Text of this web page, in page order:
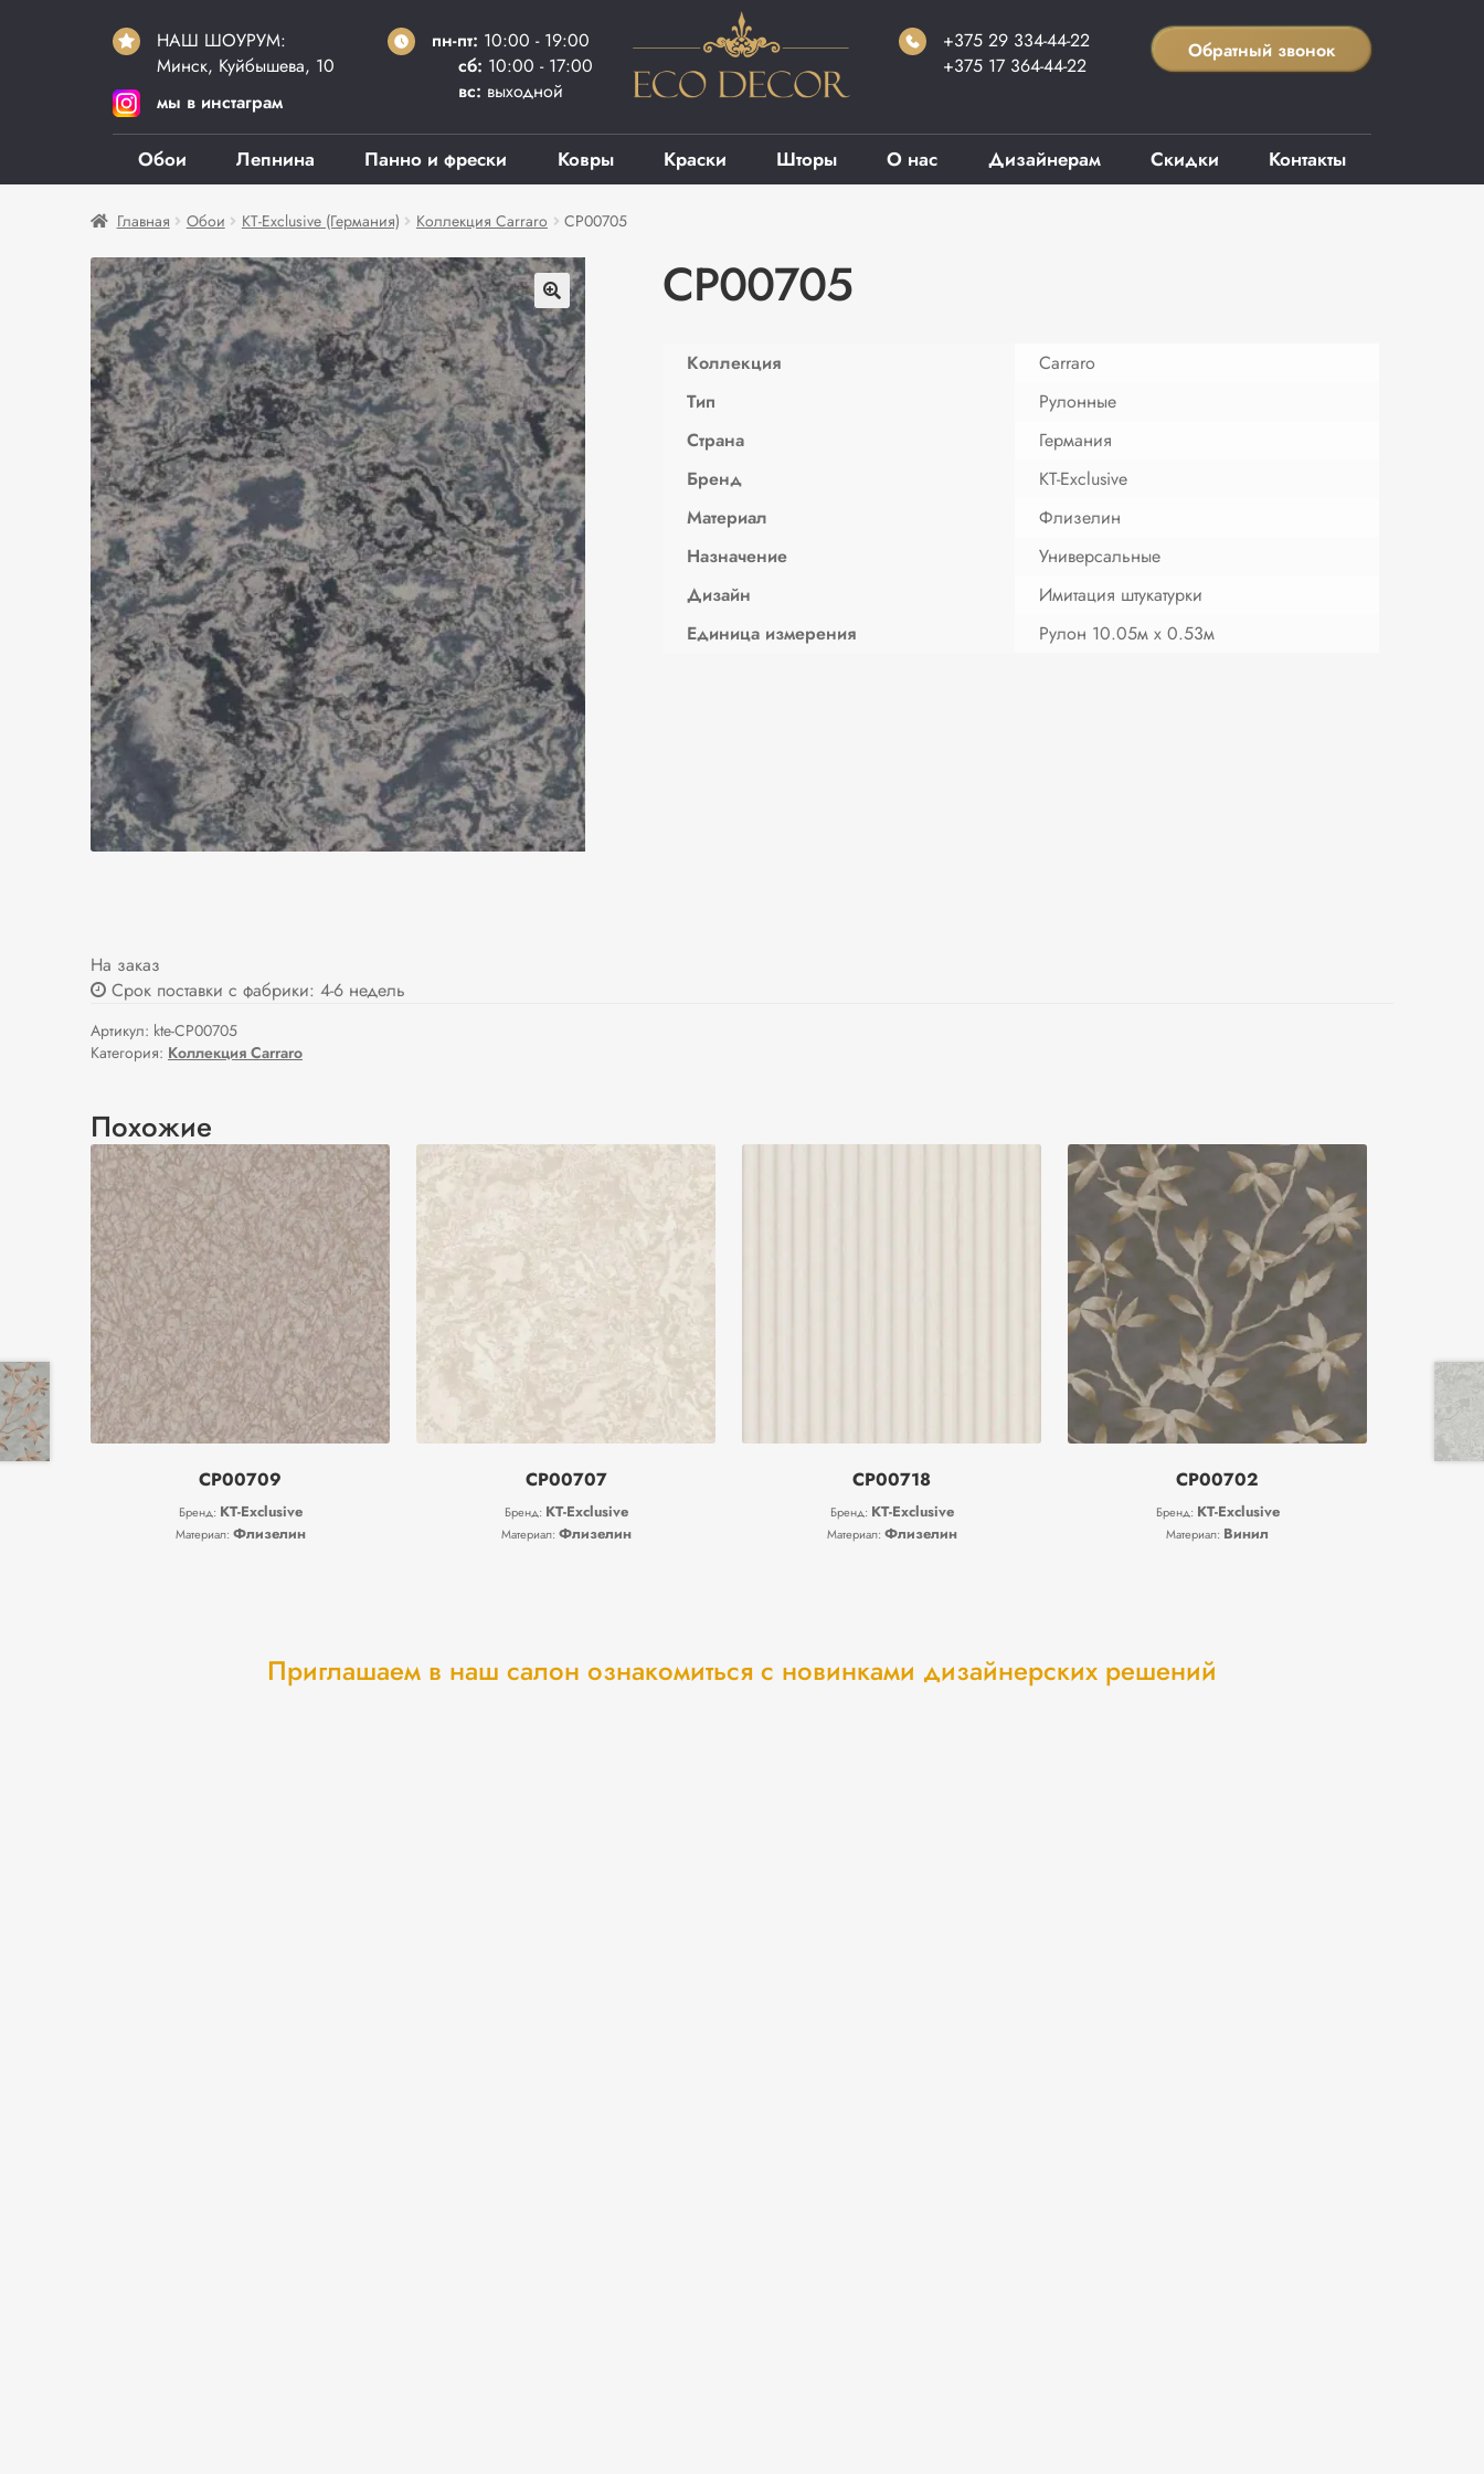
НАШ ШОУРУМ:
Минск, Куйбышева, 10
мы в инстаграм
пн-пт: 10:00 - 19:00
сб: 10:00 - 17:00
вс: выходной
+375 29 334-44-22
+375 17 364-44-22
Обратный звонок
Обои Лепнина Панно и фрески Ковры Краски Шторы О нас Дизайнерам Скидки Контакты
Главная Обои KT-Exclusive (Германия) Коллекция Carraro CP00705
На заказ
Срок поставки с фабрики: 4-6 недель
Артикул: kte-CP00705
Категория: Коллекция Carraro
CP00705
Коллекция
Carraro
Тип
Рулонные
Страна
Германия
Бренд
KT-Exclusive
Материал
Флизелин
Назначение
Универсальные
Дизайн
Имитация штукатурки
Единица измерения
Рулон 10.05м х 0.53м
Похожие
CP00709
Бренд: KT-Exclusive
Материал: Флизелин
CP00707
Бренд: KT-Exclusive
Материал: Флизелин
CP00718
Бренд: KT-Exclusive
Материал: Флизелин
CP00702
Бренд: KT-Exclusive
Материал: Винил
Приглашаем в наш салон ознакомиться с новинками дизайнерских решений